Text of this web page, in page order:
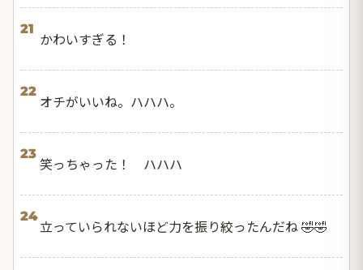
21
かわいすぎる！
22
オチがいいね。ハハハ。
23
笑っちゃった！ ハハハ
24
立っていられないほど力を振り絞ったんだね 🤣🤣